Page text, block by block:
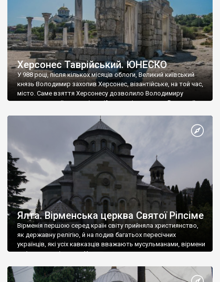
Херсонес Таврійський. ЮНЕСКО
У 988 році, після кількох місяців облоги, Великий київський
князь Володимир захопив Херсонес, візантійське, на той час,
місто. Саме взяття Херсонесу дозволило Володимиру
диктувати свої умови візантійському імператору Василю ІІ, та
Херсонесі Володимир-язичник, став Василем-християнином.
А потім було Хрещення Русі. На честь Херсонесу Таврійського
Ялта. Вірменська церква Святої Ріпсіме
Вірменія першою серед країн світу прийняла християнство,
як державну релігію, й на подив багатьох пересічних
українців, які усіх кавказців вважають мусульманами, вірмени
є відданими вірянами Христа